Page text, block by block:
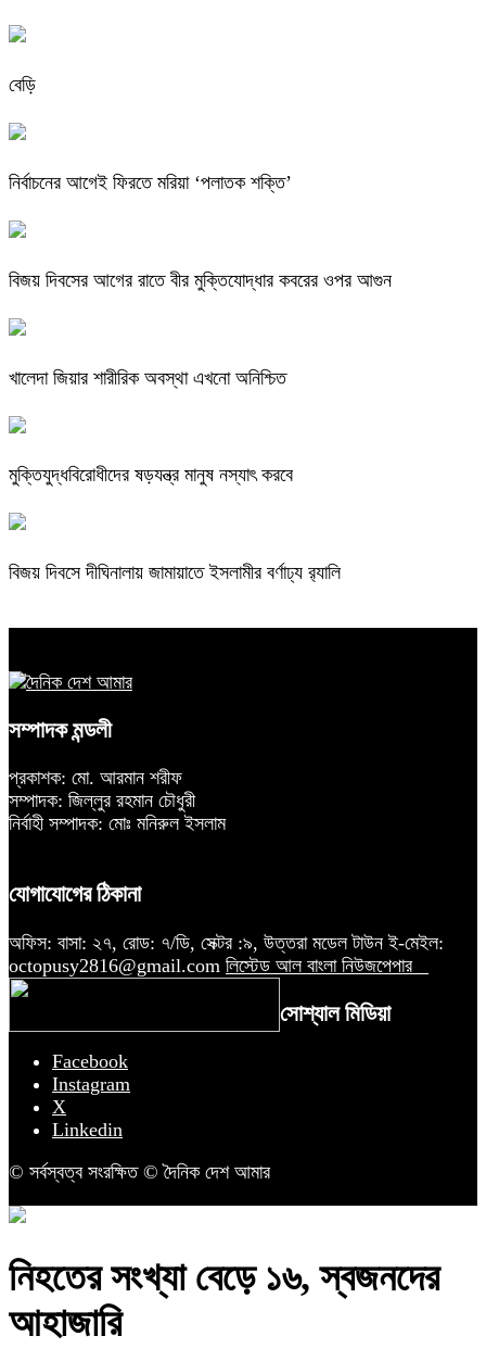
বেড়ি
নির্বাচনের আগেই ফিরতে মরিয়া ‘পলাতক শক্তি’
বিজয় দিবসের আগের রাতে বীর মুক্তিযোদ্ধার কবরের ওপর আগুন
খালেদা জিয়ার শারীরিক অবস্থা এখনো অনিশ্চিত
মুক্তিযুদ্ধবিরোধীদের ষড়যন্ত্র মানুষ নস্যাৎ করবে
বিজয় দিবসে দীঘিনালায় জামায়াতে ইসলামীর বর্ণাঢ্য র‍্যালি
সম্পাদক মন্ডলী
প্রকাশক: মো. আরমান শরীফ
সম্পাদক: জিল্লুর রহমান চৌধুরী
নির্বাহী সম্পাদক: মোঃ মনিরুল ইসলাম
যোগাযোগের ঠিকানা
অফিস: বাসা: ২৭, রোড: ৭/ডি, সেক্টর :৯, উত্তরা মডেল টাউন ই-মেইল:
octopusy2816@gmail.com লিস্টেড আল বাংলা নিউজপেপার
সোশ্যাল মিডিয়া
Facebook
Instagram
X
Linkedin
© সর্বস্বত্ব সংরক্ষিত © দৈনিক দেশ আমার
নিহতের সংখ্যা বেড়ে ১৬, স্বজনদের
আহাজারি